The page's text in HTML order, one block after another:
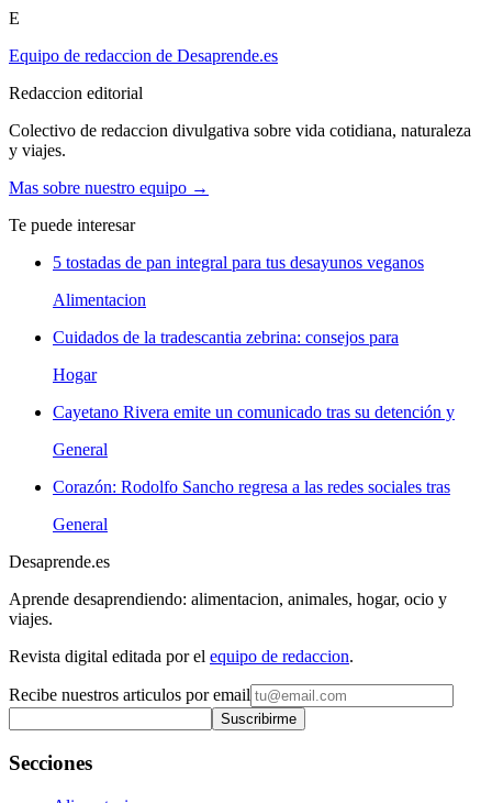
E
Equipo de redaccion de Desaprende.es
Redaccion editorial
Colectivo de redaccion divulgativa sobre vida cotidiana, naturaleza
y viajes.
Mas sobre nuestro equipo →
Te puede interesar
5 tostadas de pan integral para tus desayunos veganos
Alimentacion
Cuidados de la tradescantia zebrina: consejos para
Hogar
Cayetano Rivera emite un comunicado tras su detención y
General
Corazón: Rodolfo Sancho regresa a las redes sociales tras
General
Desaprende.es
Aprende desaprendiendo: alimentacion, animales, hogar, ocio y
viajes.
Revista digital editada por el equipo de redaccion.
Recibe nuestros articulos por email
Suscribirme
Secciones